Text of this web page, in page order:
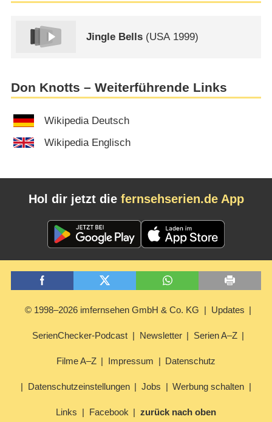
Jingle Bells (USA1999)
Don Knotts – Weiterführende Links
Wikipedia Deutsch
Wikipedia Englisch
Hol dir jetzt die fernsehserien.de App
© 1998–2026 imfernsehen GmbH & Co. KG Updates
SerienChecker-Podcast Newsletter Serien A–Z
Filme A–Z Impressum Datenschutz
Datenschutzeinstellungen Jobs Werbung schalten
Links Facebook zurück nach oben